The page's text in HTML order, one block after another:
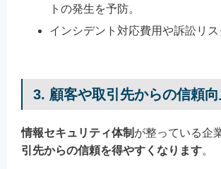
トの発生を予防。
インシデント対応費用や訴訟リス
3. 顧客や取引先からの信頼
情報セキュリティ体制 が整っている企
引先からの信頼を得やすくなります。